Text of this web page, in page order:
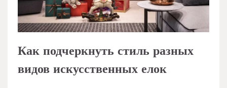
Как подчеркнуть стиль разных
видов искусственных елок